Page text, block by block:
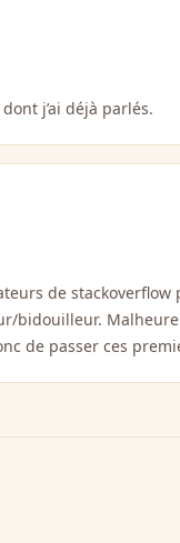
j’ai déjà parlés.
de stackoverflow
bidouilleur.
de passer ces